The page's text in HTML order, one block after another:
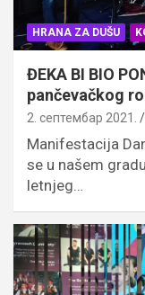
HRANA ZA DUŠU
ĐEKA BI BIO
pančevačkog
2. септембар 2021.
Manifestacija
se u našem
letnjeg…